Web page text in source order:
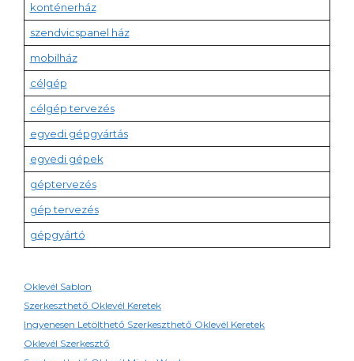
konténerház
szendvicspanel ház
mobilház
célgép
célgép tervezés
egyedi gépgyártás
egyedi gépek
géptervezés
gép tervezés
gépgyártó
Oklevél Sablon
Szerkeszthető Oklevél Keretek
Ingyenesen Letölthető Szerkeszthető Oklevél Keretek
Oklevél Szerkesztő